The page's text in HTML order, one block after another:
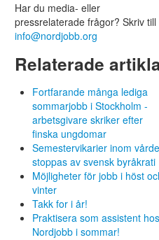
Har du media- eller
pressrelaterade frågor? Skriv till
info@nordjobb.org
Relaterade
Fortfarande många lediga
sommarjobb i Stockholm -
arbetsgivare skriker efter
finska ungdomar
Semestervikarier inom
stoppas av svensk byråkrati
Möjligheter för jobb i höst
vinter
Takk for i år!
Praktisera som assistent hos
Nordjobb i sommar!